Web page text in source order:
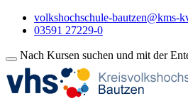
volkshochschule-bautzen@kms-
03591 27229-0
Nach Kursen suchen und mit der